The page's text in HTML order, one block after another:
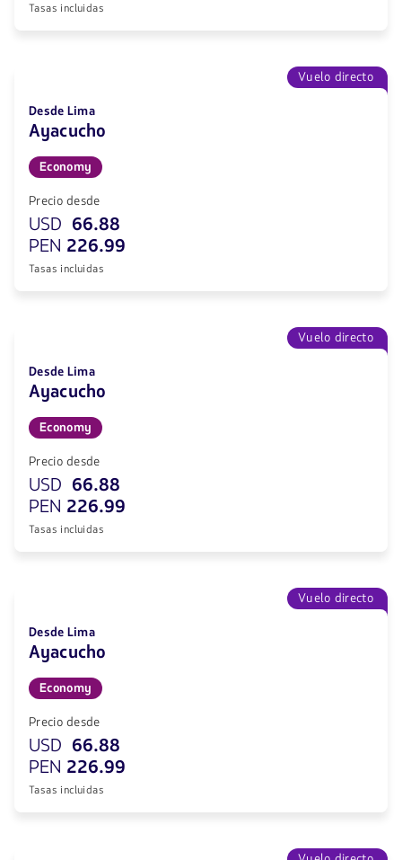
Tasas incluidas
Vuelo directo
Desde Lima
Ayacucho
Economy
Precio desde
USD 66.88
PEN 226.99
Tasas incluidas
Vuelo directo
Desde Lima
Ayacucho
Economy
Precio desde
USD 66.88
PEN 226.99
Tasas incluidas
Vuelo directo
Desde Lima
Ayacucho
Economy
Precio desde
USD 66.88
PEN 226.99
Tasas incluidas